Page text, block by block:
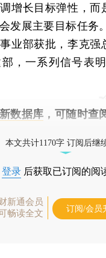
增长目标弹性，而
发展主要目标任务
业部获批，李克强
部，一系列信号表
数据库 ，可随时查
本文共计1170字 订阅后继
登录 后获取已订阅的阅
新通会员
畅读全文
订阅/会员